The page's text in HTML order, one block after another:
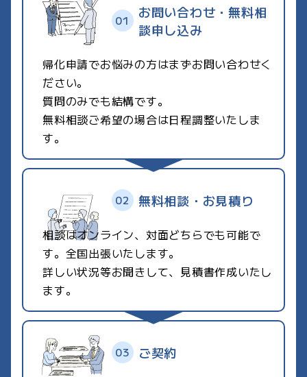
お問い合わせ・無料相
談申し込み
帰化申請でお悩みの方はまずお問い合わせく
ださい。
質問のみでも結構です。
無料相談ご希望の場合は日程調整いたしま
す。
無料相談・お見積り
相談はオンライン、対面どちらでも可能で
す。全国出張いたします。
詳しい状況等お聞きして、見積書作成いたし
ます。
ご契約